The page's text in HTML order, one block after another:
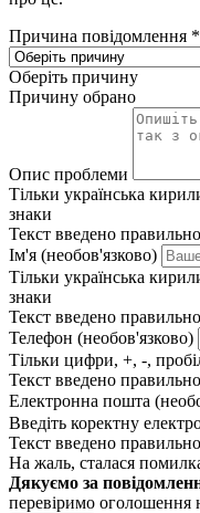
Причина повідомлення *
Оберіть причину
Причину обрано
Опис проблеми
Тільки українська
знаки
Текст введено правильно
Ім'я (необов'язково)
Тільки українська
знаки
Текст введено правильно
Телефон (необов'язково)
Тільки цифри, +, -,
Текст введено правильно
Електронна пошта
Введіть коректну
Текст введено правильно
На жаль, сталася
Дякуємо за
перевіримо